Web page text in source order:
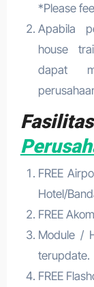
*Please
Apabila
house
dapat
FREE
Hotel/
FREE
Module /
terupdate.
FREE